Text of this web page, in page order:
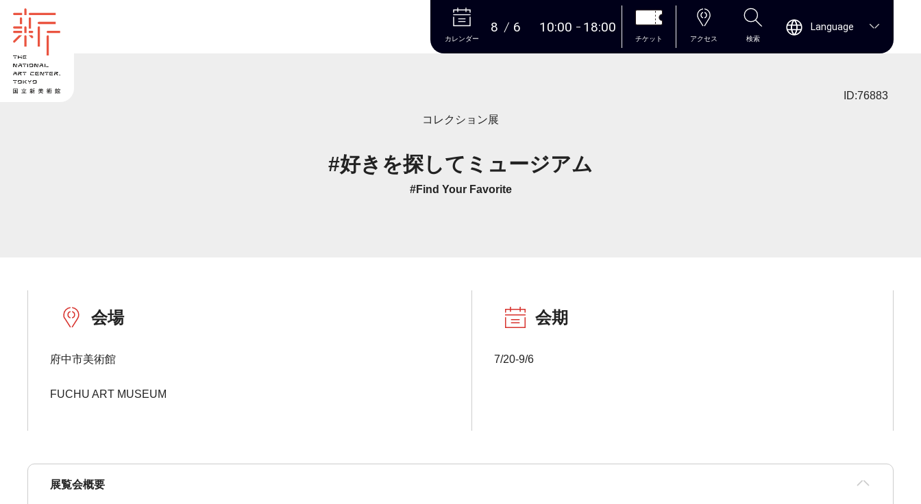
本文へ
カレンダー
8 6 10:00 18:00
チケット アクセス 検索
Language
ID:76883
コレクション展
#好きを探してミュージアム
#Find Your Favorite
会場
府中市美術館
FUCHU ART MUSEUM
会期
7/20-9/6
展覧会概要